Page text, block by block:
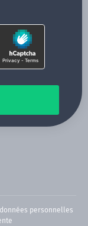
personnelles